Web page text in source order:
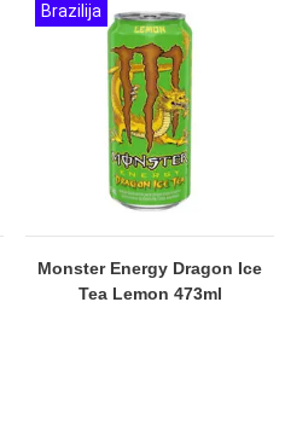
Monster Energy Dragon Ice
Tea Lemon 473ml
Brazilija